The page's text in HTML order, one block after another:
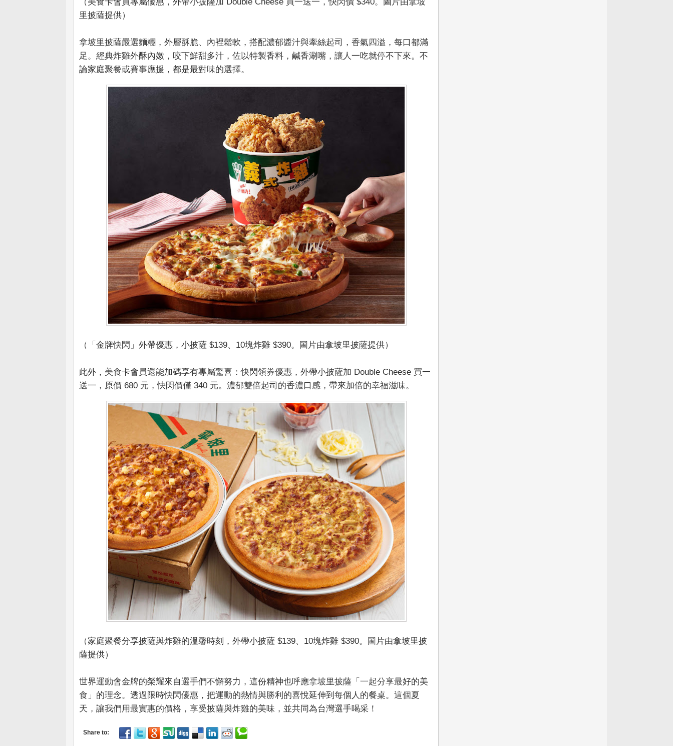
里披薩提供）
拿坡里披薩嚴選麵糰，外層酥脆、內裡鬆軟，搭配濃郁醬汁與牽絲起司，香氣四溢，每口都滿
足。經典炸雞外酥內嫩，咬下鮮甜多汁，佐以特製香料，鹹香涮嘴，讓人一吃就停不下來。不
論家庭聚餐或賽事應援，都是最對味的選擇。
（「金牌快閃」外帶優惠，小披薩 $139、10塊炸雞 $390。圖片由拿坡里披薩提供）
此外，美食卡會員還能加碼享有專屬驚喜：快閃領券優惠，外帶小披薩加 Double Cheese 買一
送一，原價 680 元，快閃價僅 340 元。濃郁雙倍起司的香濃口感，帶來加倍的幸福滋味。
（家庭聚餐分享披薩與炸雞的溫馨時刻，外帶小披薩 $139、10塊炸雞 $390。圖片由拿坡里披
薩提供）
世界運動會金牌的榮耀來自選手們不懈努力，這份精神也呼應拿坡里披薩「一起分享最好的美
食」的理念。透過限時快閃優惠，把運動的熱情與勝利的喜悅延伸到每個人的餐桌。這個夏
天，讓我們用最實惠的價格，享受披薩與炸雞的美味，並共同為台灣選手喝采！